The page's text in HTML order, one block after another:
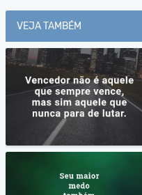
VEJA TAMBÉM